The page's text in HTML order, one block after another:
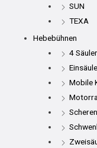
SUN
TEXA
Hebebühnen
4
Mobile